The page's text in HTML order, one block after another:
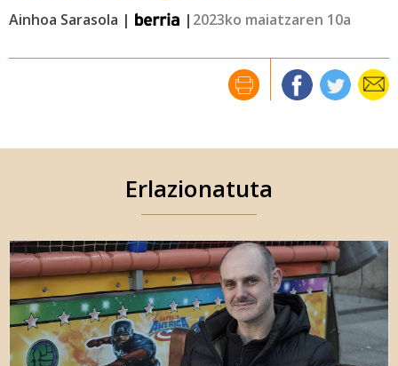
Ainhoa Sarasola | | 2023ko maiatzaren 10a
Erlazionatuta